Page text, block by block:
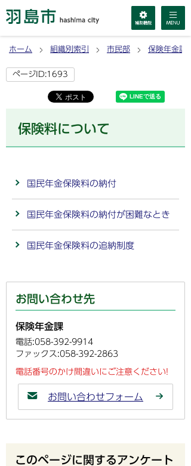
ホーム 組織別索引 市民部 保険年金課
ページID:1693
保険料について
国民年金保険料の納付
国民年金保険料の納付が困難なとき
国民年金保険料の追納制度
お問い合わせ先
保険年金課
電話:058-392-9914
ファックス:058-392-2863
電話番号のかけ間違いにご注意ください!
お問い合わせフォーム
このページに関するアンケート